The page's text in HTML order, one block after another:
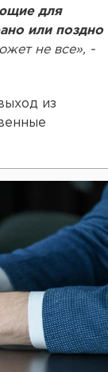
для
или поздно
не все», -
из